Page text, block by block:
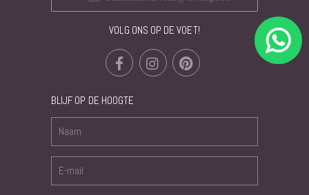
VOLG ONS OP DE VOET!
BLIJF OP DE HOOGTE